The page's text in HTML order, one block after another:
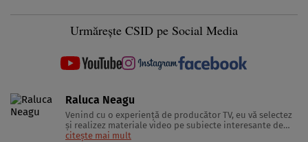
Urmărește CSID pe Social Media
Raluca Neagu
Venind cu o experienţă de producător TV, eu vă selectez
şi realizez materiale video pe subiecte interesante de
sănătate şi lifestyle, în clipuri video marca “Stiai ca”.
citește mai mult